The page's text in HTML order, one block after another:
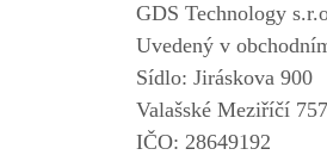
GDS Technology
Uvedený v
Sídlo: Jiráskova 900
Valašské Meziříčí
IČO: 28649192